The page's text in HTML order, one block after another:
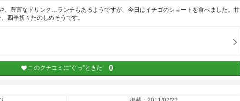
、豊富なドリンク…ランチもあるようですが、今日はイチゴのショートを食べました。甘
四季折々たのしめそうです。
このクチコミに“ぐっ”ときた 0